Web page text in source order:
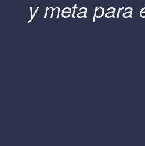
y meta para